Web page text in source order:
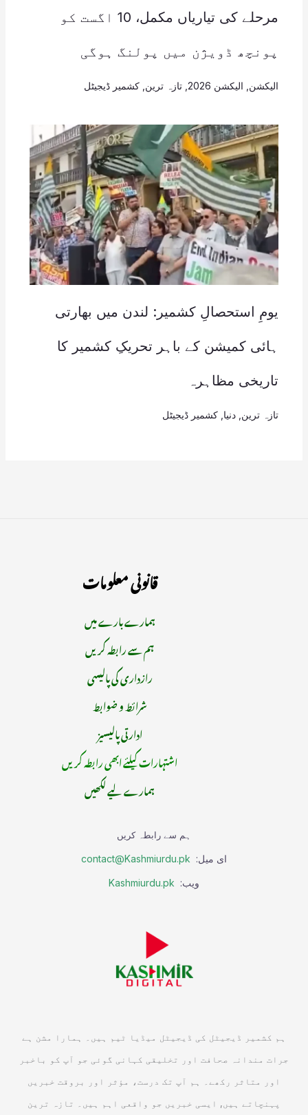
مرحلے کی تیاریاں مکمل، 10 اگست کو
پونچھ ڈویژن میں پولنگ ہوگی
الیکشن الیکشن 2026 , تازہ ترین کشمیر ڈیجیٹل
یومِ استحصالِ کشمیر: لندن میں بھارتی
ہائی کمیشن کے باہر تحریکِ کشمیر کا
تاریخی مظاہرہ
تازہ ترین دنیا کشمیر ڈیجیٹل
قانونی معلومات
ہمارے بارے میں
ہم سے رابطہ کریں
رازداری کی پالیسی
شرائط و ضوابط
ادارتی پالیسیز
اشتہارات کیلئے ابھی رابطہ کریں
ہمارے لیے لکھیں
ہم سے رابطہ کریں
ای میل: contact@Kashmiurdu.pk
ویب: Kashmiurdu.pk
ہم کشمیر ڈیجیٹل کی ڈیجیٹل میڈیا ٹیم ہیں۔ ہمارا مشن ہے
جرات مندانہ صحافت اور تخلیقی کہانی گوئی جو آپ کو باخبر
اور متاثر رکھے۔ ہم آپ تک درست، مؤثر اور بروقت خبریں
پہنچاتے ہیں, ایسی خبریں جو واقعی اہم ہیں۔ تازہ ترین